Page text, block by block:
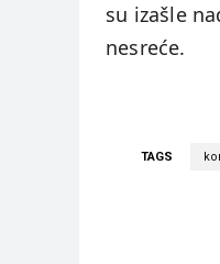
su izašle
nesreće.
TAGS